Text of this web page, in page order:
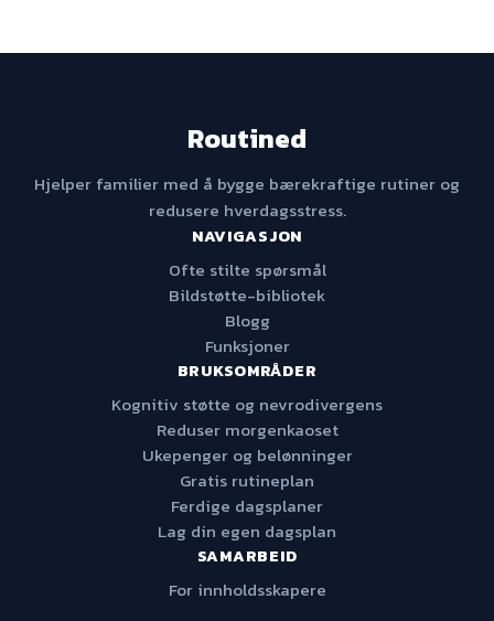
Routined
Hjelper familier med å bygge bærekraftige rutiner og
redusere hverdagsstress.
NAVIGASJON
Ofte stilte spørsmål
Bildstøtte-bibliotek
Blogg
Funksjoner
BRUKSOMRÅDER
Kognitiv støtte og nevrodivergens
Reduser morgenkaoset
Ukepenger og belønninger
Gratis rutineplan
Ferdige dagsplaner
Lag din egen dagsplan
SAMARBEID
For innholdsskapere